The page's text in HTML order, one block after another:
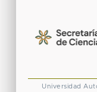
Universidad